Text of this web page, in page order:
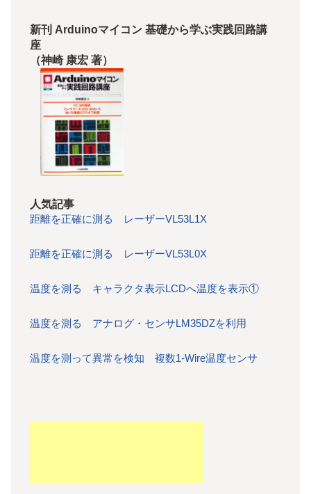
新刊 Arduinoマイコン 基礎から学ぶ実践回路講
座
（神崎 康宏 著）
人気記事
距離を正確に測る レーザーVL53L1X
距離を正確に測る レーザーVL53L0X
温度を測る キャラクタ表示LCDへ温度を表示①
温度を測る アナログ・センサLM35DZを利用
温度を測って異常を検知 複数1-Wire温度センサ